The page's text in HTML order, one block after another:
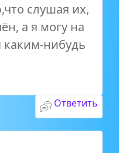
слушая их,
а я могу на
каким-нибудь
Ответить